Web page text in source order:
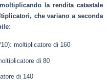
la rendita catastale
che variano a seconda
:
moltiplicatore di 160
di 80
di 140